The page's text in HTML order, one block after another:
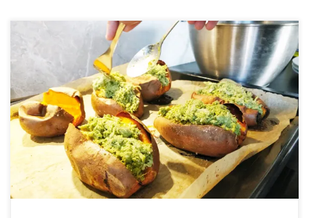
Šios vištienos pesto įdarytos saldžiosios bulvės yra labai skanios,
sočios ir lengvai pagaminamos. Paleo mitybos reikalavimus
atitinkantis pesto padažas maišomas su susmulkinta vištienos
krūtinėle ir dedamas į jau paruoštos saldžios bulvės vidų.
INGREDIENTAI: 1 puodelis graikinių riešutų 4-5 skiltelės česnako 3
puodeliai šviežių baziliko lapelių 2 puodeliai špinatų lapų 2/3 […]